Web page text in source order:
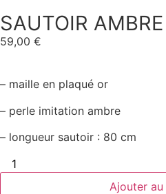
SAUTOIR AMBRE
59,00 €
– maille en plaqué or
– perle imitation ambre
– longueur sautoir : 80 cm
Ajouter